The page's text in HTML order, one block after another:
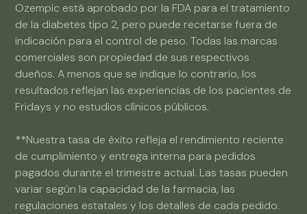
Ozempic está aprobado por la FDA para el tratamiento
de la diabetes tipo 2, pero puede recetarse fuera de
indicación para el control de peso. Todas las marcas
comerciales son propiedad de sus respectivos
dueños. A menos que se indique lo contrario, los
resultados reflejan las experiencias de los pacientes de
Fridays y no estudios clínicos públicos.
**Nuestra tasa de éxito refleja el rendimiento reciente
de cumplimiento y entrega interna para pedidos
pagados durante el trimestre actual. Las tasas pueden
variar según la capacidad de la farmacia, las
regulaciones estatales y los detalles de cada pedido.